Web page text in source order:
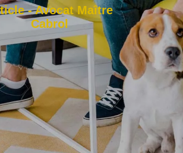
- Avocat Maître
Cabrol